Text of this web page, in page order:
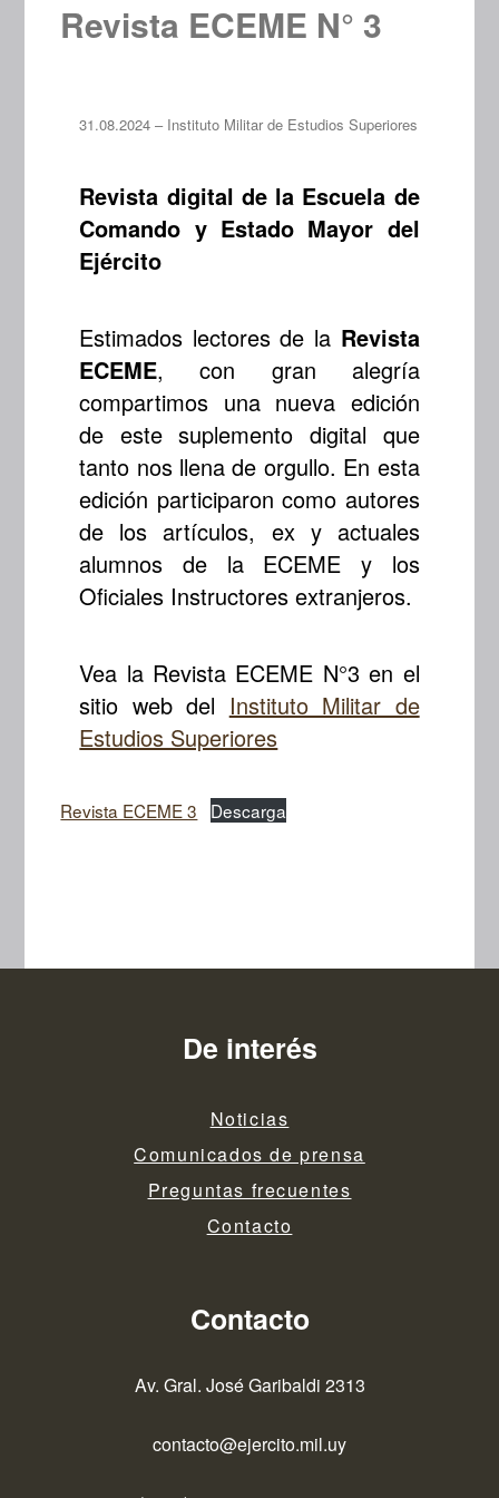
Revista ECEME N° 3
31.08.2024 – Instituto Militar de Estudios Superiores
Revista digital de la Escuela de
Comando y Estado Mayor del
Ejército
Estimados lectores de la Revista
ECEME, con gran alegría
compartimos una nueva edición
de este suplemento digital que
tanto nos llena de orgullo. En esta
edición participaron como autores
de los artículos, ex y actuales
alumnos de la ECEME y los
Oficiales Instructores extranjeros.
Vea la Revista ECEME N°3 en el
sitio web del Instituto Militar de
Estudios Superiores
Revista ECEME 3 Descarga
De interés
Noticias
Comunicados de prensa
Preguntas frecuentes
Contacto
Contacto
Av. Gral. José Garibaldi 2313
contacto@ejercito.mil.uy